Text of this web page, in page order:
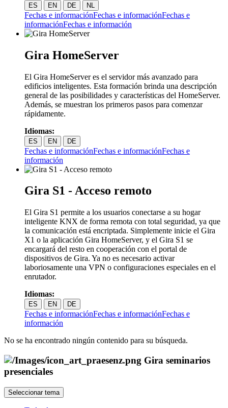
ES EN DE NL
Fechas e informaciónFechas e informaciónFechas e
informaciónFechas e información
Gira HomeServer
El Gira HomeServer es el servidor más avanzado para
edificios inteligentes. Esta formación brinda una descripción
general de las posibilidades y características del HomeServer.
Además, se muestran los primeros pasos para comenzar
rápidamente.
Idiomas:
ES EN DE
Fechas e informaciónFechas e informaciónFechas e
información
Gira S1 - Acceso remoto
El Gira S1 permite a los usuarios conectarse a su hogar
inteligente KNX de forma remota con total seguridad, ya que
la comunicación está encriptada. Simplemente inicie el Gira
X1 o la aplicación Gira HomeServer, y el Gira S1 se
encargará del resto en cooperación con el portal de
dispositivos de Gira. Ya no es necesario activar
laboriosamente una VPN o configuraciones especiales en el
enrutador.
Idiomas:
ES EN DE
Fechas e informaciónFechas e informaciónFechas e
información
No se ha encontrado ningún contenido para su búsqueda.
Gira seminarios
presenciales
Seleccionar tema